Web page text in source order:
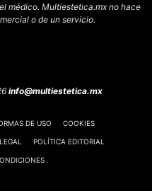
médico. Multiestetica.mx no hace
o de un servicio.
info@multiestetica.mx
DE USO COOKIES
POLÍTICA EDITORIAL